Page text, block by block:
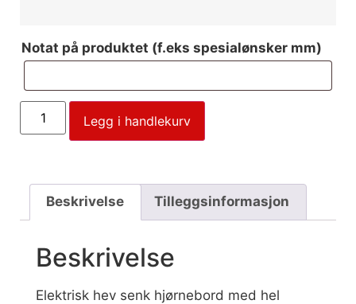
Notat på produktet (f.eks spesialønsker mm)
Legg i handlekurv
Beskrivelse Tilleggsinformasjon
Beskrivelse
Elektrisk hev senk hjørnebord med hel